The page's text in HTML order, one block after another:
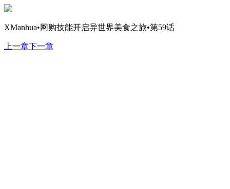
XManhua•网购技能开启异世界美食之旅•第59话
上一章下一章